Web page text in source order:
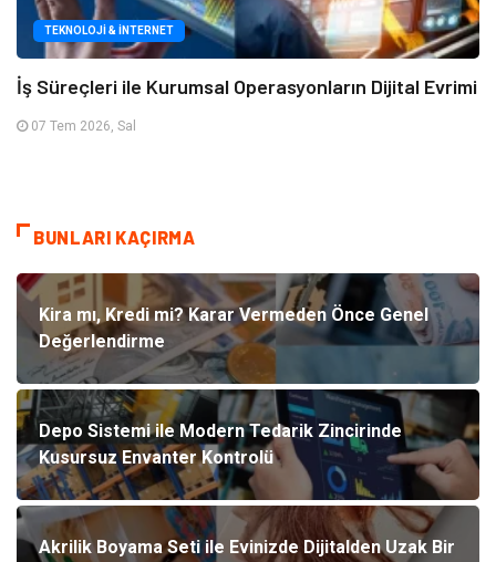
TEKNOLOJI & İNTERNET
İş Süreçleri ile Kurumsal Operasyonların Dijital Evrimi
07 Tem 2026, Sal
BUNLARI KAÇIRMA
Kira mı, Kredi mi? Karar Vermeden Önce Genel
Değerlendirme
Depo Sistemi ile Modern Tedarik Zincirinde
Kusursuz Envanter Kontrolü
Akrilik Boyama Seti ile Evinizde Dijitalden Uzak Bir